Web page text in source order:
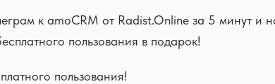
к amoCRM от Radist.Online за 5 минут и
пользования в подарок!
пользования!